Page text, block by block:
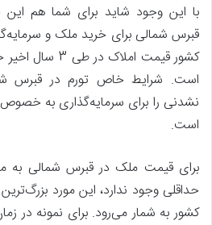
با این وجود شاید برای شما هم
قبرس شمالی برای خرید ملک و
است. شرایط خاص تورم در قبرس
نشدنی را برای سرمایه‌گذاری به
است.
برای قیمت ملک در قبرس شمالی به
حداقلی وجود ندارد، این مورد
کشور به شمار می‌رود. برای نمونه در